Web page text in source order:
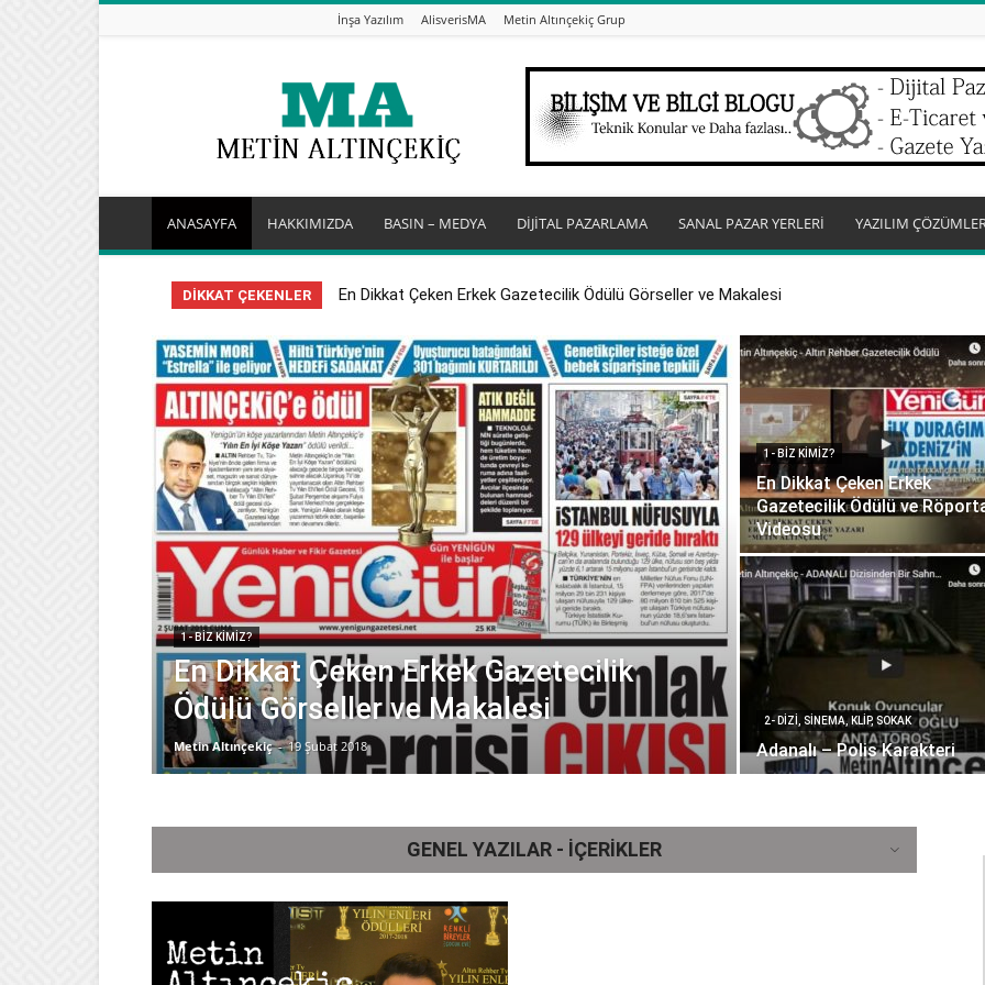
İnşa Yazılım AlisverisMA Metin Altınçekiç Grup
&
Bilgi
ANASAYFA HAKKIMIZDA BASIN – MEDYA DİJİTAL PAZARLAMA SANAL PAZAR YERLERİ YAZILIM
DİKKAT ÇEKENLER En Dikkat Çeken Erkek Gazetecilik Ödülü Görseller ve Makalesi
1- BIZ KIMIZ?
En Dikkat Çeken Erkek Gazetecilik
Ödülü Görseller ve Makalesi
Metin Altınçekiç - 19 Şubat 2018
1- BIZ KIMIZ?
En Dikkat Çeken Erkek
Gazetecilik Ödülü ve
Videosu
2- DIZI, SINEMA, KLIP, SOKAK
Adanalı – Polis Karakteri
GENEL YAZILAR - İÇERIKLER